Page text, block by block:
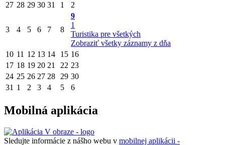
27 28 29 30 31 1 2
3 4 5 6 7 8
9
1
Turistika pre všetkých
Zobraziť všetky záznamy z dňa
10 11 12 13 14 15 16
17 18 19 20 21 22 23
24 25 26 27 28 29 30
31 1 2 3 4 5 6
Mobilná aplikácia
Sledujte informácie z nášho webu v mobilnej aplikácii -